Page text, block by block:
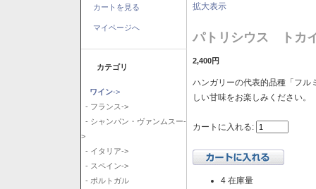
カートを見る
マイページへ
カテゴリ
ワイン->
- フランス->
- シャンパン・ヴァンムスー-
>
- イタリア->
- スペイン->
- ポルトガル
拡大表示
パトリシウス トカ
2,400円
ハンガリーの代表的品種「フル
しい甘味をお楽しみください。
カートに入れる:
4 在庫量